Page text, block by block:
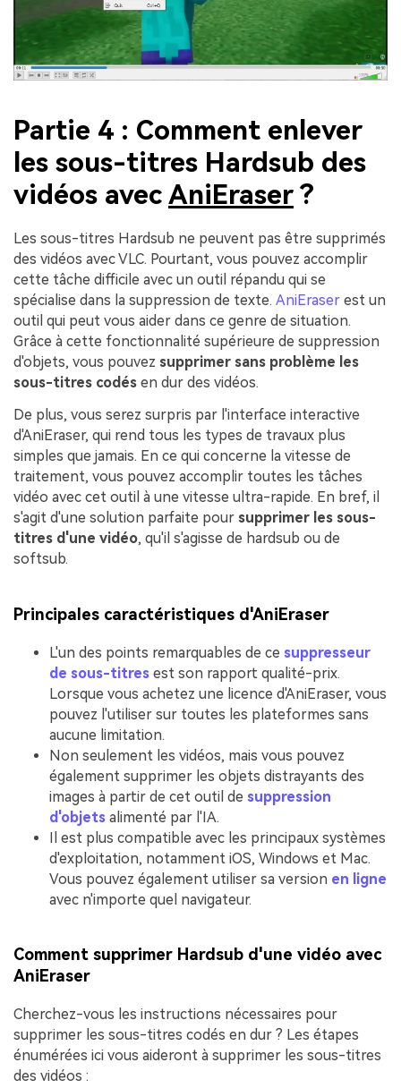
Partie 4 : Comment enlever
les sous-titres Hardsub des
vidéos avec AniEraser ?
Les sous-titres Hardsub ne peuvent pas être supprimés
des vidéos avec VLC. Pourtant, vous pouvez accomplir
cette tâche difficile avec un outil répandu qui se
spécialise dans la suppression de texte. AniEraser est un
outil qui peut vous aider dans ce genre de situation.
Grâce à cette fonctionnalité supérieure de suppression
d'objets, vous pouvez supprimer sans problème les
sous-titres codés en dur des vidéos.
De plus, vous serez surpris par l'interface interactive
d'AniEraser, qui rend tous les types de travaux plus
simples que jamais. En ce qui concerne la vitesse de
traitement, vous pouvez accomplir toutes les tâches
vidéo avec cet outil à une vitesse ultra-rapide. En bref, il
s'agit d'une solution parfaite pour supprimer les sous-
titres d'une vidéo, qu'il s'agisse de hardsub ou de
softsub.
Principales caractéristiques d'AniEraser
L'un des points remarquables de ce suppresseur
de sous-titres est son rapport qualité-prix.
Lorsque vous achetez une licence d'AniEraser, vous
pouvez l'utiliser sur toutes les plateformes sans
aucune limitation.
Non seulement les vidéos, mais vous pouvez
également supprimer les objets distrayants des
images à partir de cet outil de suppression
d'objets alimenté par l'IA.
Il est plus compatible avec les principaux systèmes
d'exploitation, notamment iOS, Windows et Mac.
Vous pouvez également utiliser sa version en ligne
avec n'importe quel navigateur.
Comment supprimer Hardsub d'une vidéo avec
AniEraser
Cherchez-vous les instructions nécessaires pour
supprimer les sous-titres codés en dur ? Les étapes
énumérées ici vous aideront à supprimer les sous-titres
des vidéos :
à l’infini. 100 %
gratuit!